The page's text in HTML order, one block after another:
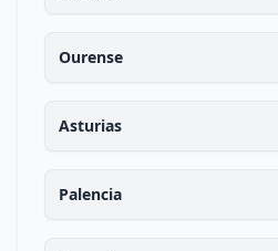
Ourense
Asturias
Palencia